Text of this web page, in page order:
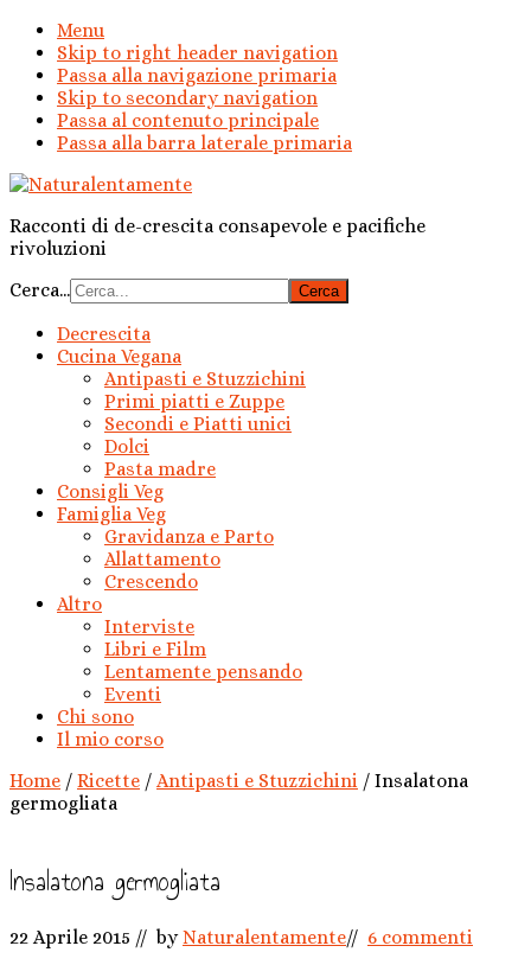
Menu
Skip to right header navigation
Passa alla navigazione primaria
Skip to secondary navigation
Passa al contenuto principale
Passa alla barra laterale primaria
Racconti di de-crescita consapevole e pacifiche
rivoluzioni
Cerca...
Decrescita
Cucina Vegana
Antipasti e Stuzzichini
Primi piatti e Zuppe
Secondi e Piatti unici
Dolci
Pasta madre
Consigli Veg
Famiglia Veg
Gravidanza e Parto
Allattamento
Crescendo
Altro
Interviste
Libri e Film
Lentamente pensando
Eventi
Chi sono
Il mio corso
Home / Ricette / Antipasti e Stuzzichini / Insalatona
germogliata
Insalatona germogliata
22 Aprile 2015 // byNaturalentamente// 6 commenti